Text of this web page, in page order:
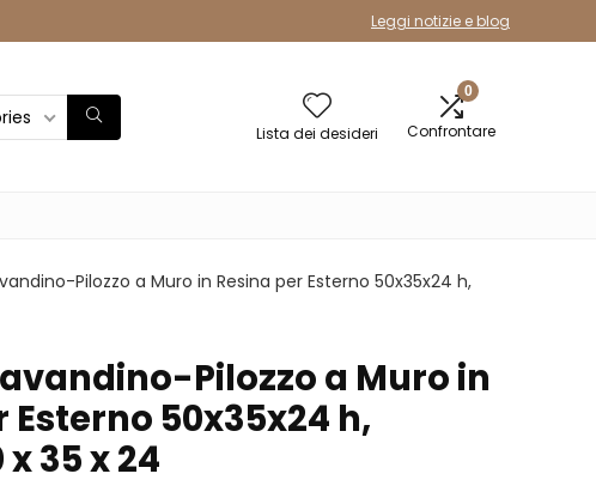
Leggi notizie e blog
Lista dei desideri
0
Confrontare
Pilozzo a Muro in Resina per Esterno 50x35x24 h,
Pilozzo a Muro in
Esterno 50x35x24 h,
35 x 24